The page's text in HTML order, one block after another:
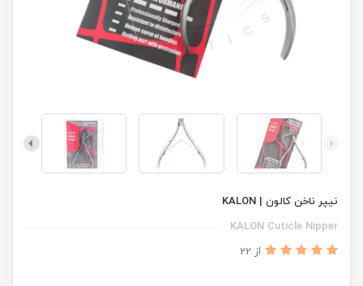
نیپر ناخن کالون | KALON
KALON Cuticle Nipper
از 22